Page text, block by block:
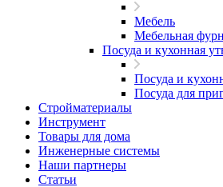
Мебель
Мебельная
Посуда и кухонная
Посуда и
Посуда для
Стройматериалы
Инструмент
Товары для дома
Инженерные системы
Наши партнеры
Статьи